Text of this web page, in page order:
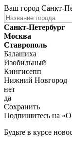
Ваш город Санкт-
Санкт-Петербург
Москва
Ставрополь
Балашиха
Изобильный
Кингисепп
Нижний Новгород
нет
да
Сохранить
Подпишитесь на
Будьте в курсе